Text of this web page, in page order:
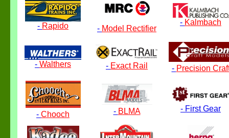
- Rapido - Model Rectifier
- Kalmbach
- Walthers - Exact Rail - Precision
- Chooch - BLMA - First Gear